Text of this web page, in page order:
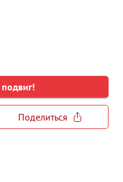
Поделиться